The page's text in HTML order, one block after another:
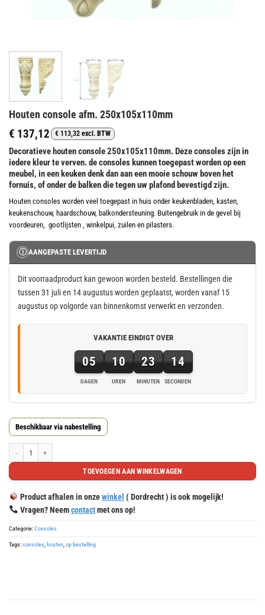
Houten console afm. 250x105x110mm
€ 137,12 € 113,32 excl. BTW
Decoratieve houten console 250x105x110mm. Deze consoles zijn in
iedere kleur te verven. de consoles kunnen toegepast worden op een
meubel, in een keuken denk dan aan een mooie schouw boven het
fornuis, of onder de balken die tegen uw plafond bevestigd zijn.
Houten consoles worden veel toegepast in huis onder keukenbladen, kasten,
keukenschouw, haardschouw, balkondersteuning. Buitengebruik in de gevel bij
voordeuren, gootlijsten , winkelpui, zuilen en pilasters.
Ⓘ AANGEPASTE LEVERTIJD
Dit voorraadproduct kan gewoon worden besteld. Bestellingen die
tussen 31 juli en 14 augustus worden geplaatst, worden vanaf 15
augustus op volgorde van binnenkomst verwerkt en verzonden.
VAKANTIE EINDIGT OVER
05
DAGEN
10
UREN
23
MINUTEN
13
SECONDEN
5
dagen,
minuten
en
seconden
Beschikbaar via nabestelling
TOEVOEGEN AAN WINKELWAGEN
Product afhalen in onzewinkel ( Dordrecht ) is ook mogelijk!
Vragen? Neemcontactmet ons op!
Categorie:Consoles
Tags:consoles,houten,op bestelling